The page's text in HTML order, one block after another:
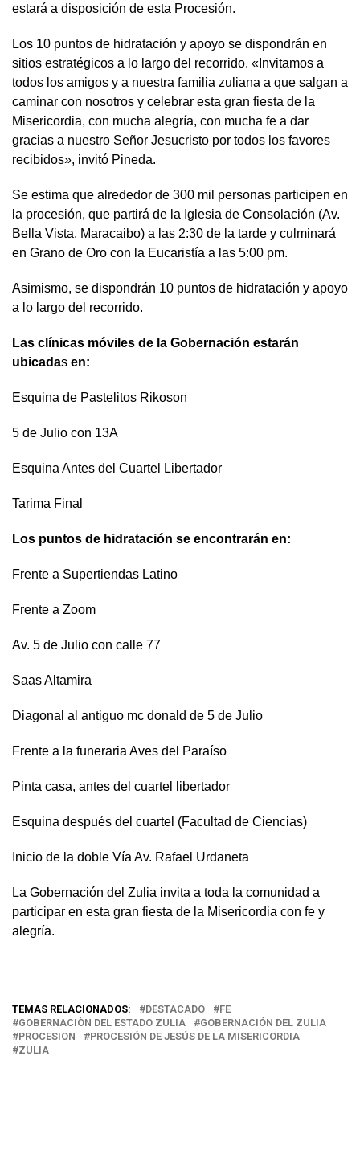
estará a disposición de esta Procesión.
Los 10 puntos de hidratación y apoyo se dispondrán en
sitios estratégicos a lo largo del recorrido. «Invitamos a
todos los amigos y a nuestra familia zuliana a que salgan a
caminar con nosotros y celebrar esta gran fiesta de la
Misericordia, con mucha alegría, con mucha fe a dar
gracias a nuestro Señor Jesucristo por todos los favores
recibidos», invitó Pineda.
Se estima que alrededor de 300 mil personas participen en
la procesión, que partirá de la Iglesia de Consolación (Av.
Bella Vista, Maracaibo) a las 2:30 de la tarde y culminará
en Grano de Oro con la Eucaristía a las 5:00 pm.
Asimismo, se dispondrán 10 puntos de hidratación y apoyo
a lo largo del recorrido.
Las clínicas móviles de la Gobernación estarán
ubicadas en:
Esquina de Pastelitos Rikoson
5 de Julio con 13A
Esquina Antes del Cuartel Libertador
Tarima Final
Los puntos de hidratación se encontrarán en:
Frente a Supertiendas Latino
Frente a Zoom
Av. 5 de Julio con calle 77
Saas Altamira
Diagonal al antiguo mc donald de 5 de Julio
Frente a la funeraria Aves del Paraíso
Pinta casa, antes del cuartel libertador
Esquina después del cuartel (Facultad de Ciencias)
Inicio de la doble Vía Av. Rafael Urdaneta
La Gobernación del Zulia invita a toda la comunidad a
participar en esta gran fiesta de la Misericordia con fe y
alegría.
TEMAS RELACIONADOS: DESTACADO
FE
GOBERNACIÒN DEL ESTADO ZULIA
GOBERNACIÓN DEL ZULIA
PROCESION
PROCESIÓN DE JESÚS DE LA MISERICORDIA
ZULIA